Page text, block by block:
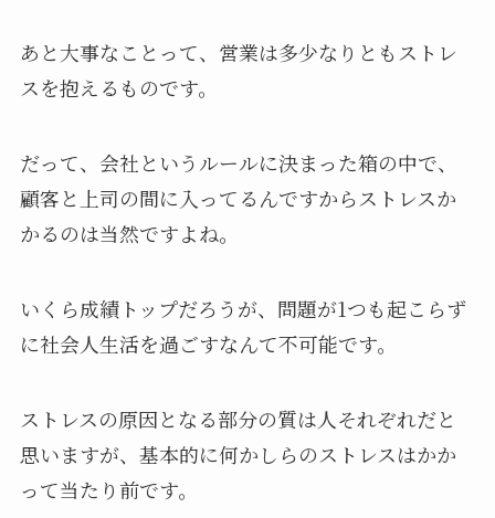
あと大事なことって、営業は多少なりともストレ
スを抱えるものです。
だって、会社というルールに決まった箱の中で、
顧客と上司の間に入ってるんですからストレスか
かるのは当然ですよね。
いくら成績トップだろうが、問題が1つも起こらず
に社会人生活を過ごすなんて不可能です。
ストレスの原因となる部分の質は人それぞれだと
思いますが、基本的に何かしらのストレスはかか
って当たり前です。